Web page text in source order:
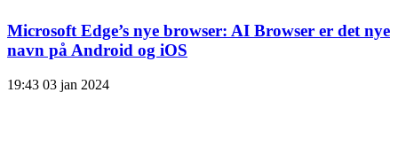
Microsoft Edge’s nye browser: AI Browser er det nye
navn på Android og iOS
19:43 03 jan 2024